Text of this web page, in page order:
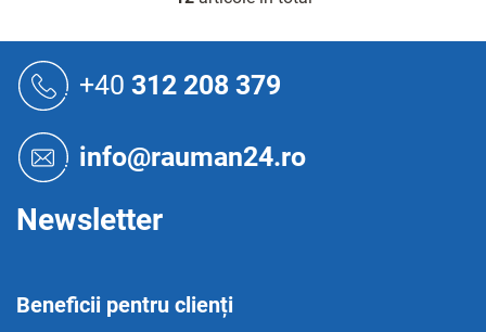
C
n
r
u
l
+40 312 208 379
info@rauman24.ro
Newsletter
Beneficii pentru clienți